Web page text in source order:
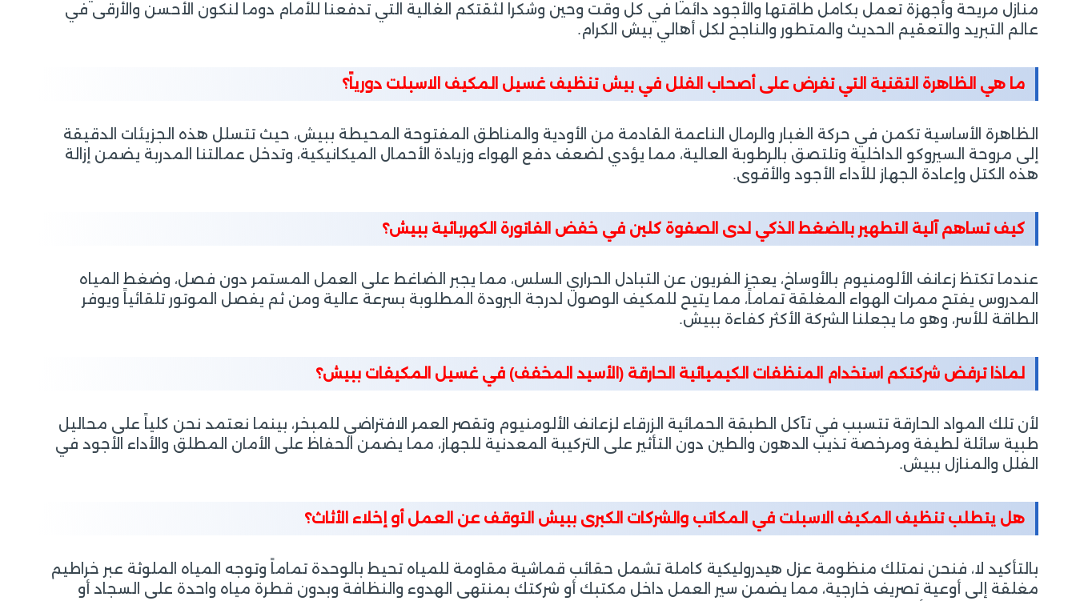
منازل مريحة وأجهزة تعمل بكامل طاقتها والأجود دائما في كل وقت وحين وشكرا لثقتكم الغالية التي تدفعنا للأمام دوما لنكون الأحسن والأرقى في
عالم التبريد والتعقيم الحديث والمتطور والناجح لكل أهالي بيش الكرام.
ما هي الظاهرة التقنية التي تفرض على أصحاب الفلل في بيش تنظيف غسيل المكيف الاسبلت دورياً؟
الظاهرة الأساسية تكمن في حركة الغبار والرمال الناعمة القادمة من الأودية والمناطق المفتوحة المحيطة ببيش، حيث تتسلل هذه الجزيئات الدقيقة
إلى مروحة السيروكو الداخلية وتلتصق بالرطوبة العالية، مما يؤدي لضعف دفع الهواء وزيادة الأحمال الميكانيكية، وتدخل عمالتنا المدربة يضمن إزالة
هذه الكتل وإعادة الجهاز للأداء الأجود والأقوى.
كيف تساهم آلية التطهير بالضغط الذكي لدى الصفوة كلين في خفض الفاتورة الكهربائية ببيش؟
عندما تكتظ زعانف الألومنيوم بالأوساخ، يعجز الفريون عن التبادل الحراري السلس، مما يجبر الضاغط على العمل المستمر دون فصل، وضغط المياه
المدروس يفتح ممرات الهواء المغلقة تماماً، مما يتيح للمكيف الوصول لدرجة البرودة المطلوبة بسرعة عالية ومن ثم يفصل الموتور تلقائياً ويوفر
الطاقة للأسر، وهو ما يجعلنا الشركة الأكثر كفاءة ببيش.
لماذا ترفض شركتكم استخدام المنظفات الكيميائية الحارقة (الأسيد المخفف) في غسيل المكيفات ببيش؟
لأن تلك المواد الحارقة تتسبب في تآكل الطبقة الحمائية الزرقاء لزعانف الألومنيوم وتقصر العمر الافتراضي للمبخر، بينما نعتمد نحن كلياً على محاليل
طبية سائلة لطيفة ومرخصة تذيب الدهون والطين دون التأثير على التركيبة المعدنية للجهاز، مما يضمن الحفاظ على الأمان المطلق والأداء الأجود في
الفلل والمنازل ببيش.
هل يتطلب تنظيف المكيف الاسبلت في المكاتب والشركات الكبرى ببيش التوقف عن العمل أو إخلاء الأثاث؟
بالتأكيد لا، فنحن نمتلك منظومة عزل هيدروليكية كاملة تشمل حقائب قماشية مقاومة للمياه تحيط بالوحدة تماماً وتوجه المياه الملوثة عبر خراطيم
مغلقة إلى أوعية تصريف خارجية، مما يضمن سير العمل داخل مكتبك أو شركتك بمنتهى الهدوء والنظافة وبدون قطرة مياه واحدة على السجاد أو